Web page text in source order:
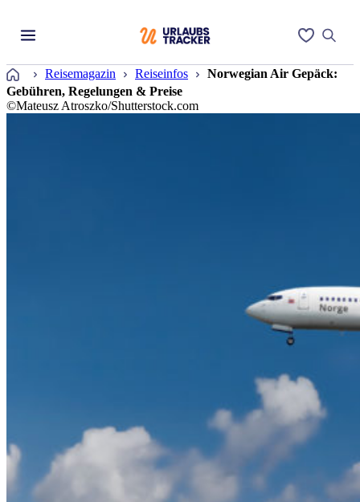
Startseite
Reisemagazin Reiseinfos
Norwegian Air Gepäck:
Gebühren, Regelungen & Preise
©Mateusz Atroszko/Shutterstock.com